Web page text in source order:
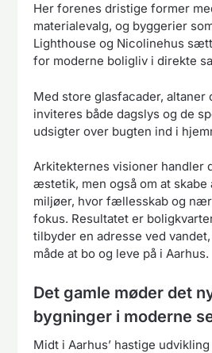
Her forenes dristige former
materialevalg, og byggerier
Lighthouse og Nicolinehus
for moderne boligliv i direkte
Med store glasfacader, altaner
inviteres både dagslys og de
udsigter over bugten ind i
Arkitekternes visioner handler
æstetik, men også om at skabe
miljøer, hvor fællesskab og
fokus. Resultatet er
tilbyder en adresse ved
måde at bo og leve på i Aarhus.
Det gamle møder det
bygninger i moderne
Midt i Aarhus’ hastige